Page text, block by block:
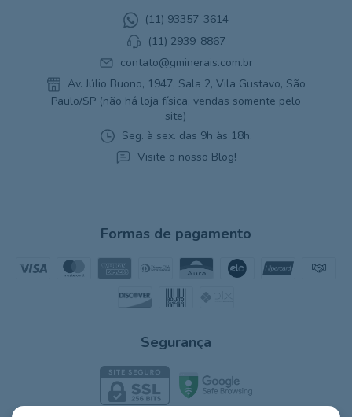
(11) 93357-3614
(11) 2939-8867
contato@gminerais.com.br
Av. Júlio Buono, 1947, Sala 2, Vila Gustavo, São
Paulo/SP (não há loja física, vendas somente pelo
site)
Seg. à sex. das 9h às 18h.
Visite o nosso Blog!
Formas de pagamento
Segurança